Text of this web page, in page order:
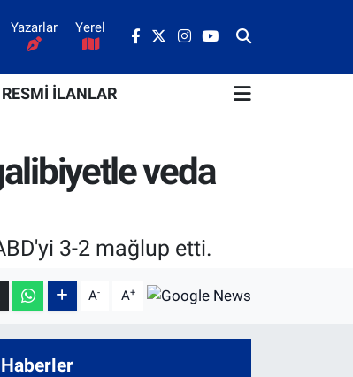
Yazarlar Yerel
RESMİ İLANLAR
veda
3-2 mağlup etti.
A- A+